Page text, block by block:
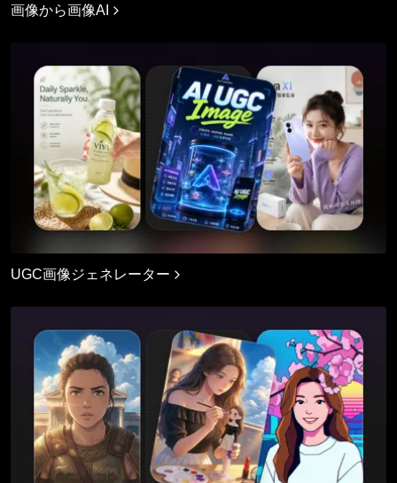
画像から画像AI
UGC画像ジェネレーター